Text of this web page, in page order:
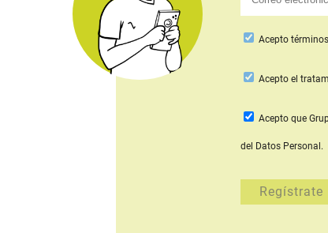
Acepto
Aceptoel
Acepto que
del Datos Personal.